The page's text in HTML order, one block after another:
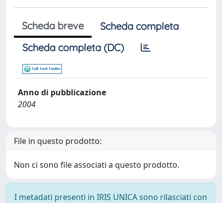
Scheda breve
Scheda completa
Scheda completa (DC)
Anno di pubblicazione
2004
File in questo prodotto:
Non ci sono file associati a questo prodotto.
I metadati presenti in IRIS UNICA sono rilasciati con